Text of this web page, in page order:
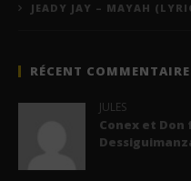
JEADY JAY – MAYAH
RÉCENT
JULES
Conex et Don